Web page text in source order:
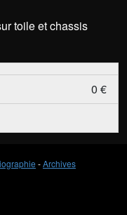
toile et chassis
0 €
-Archives